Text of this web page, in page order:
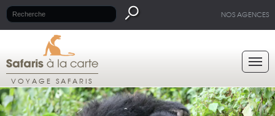
NOS AGENCES
VOYAGE SAFARIS